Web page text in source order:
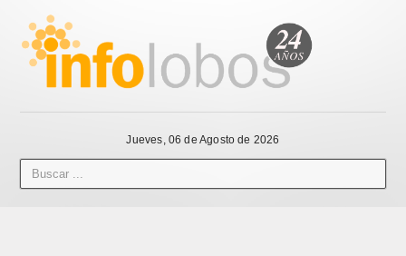
Jueves, 06 de Agosto de 2026